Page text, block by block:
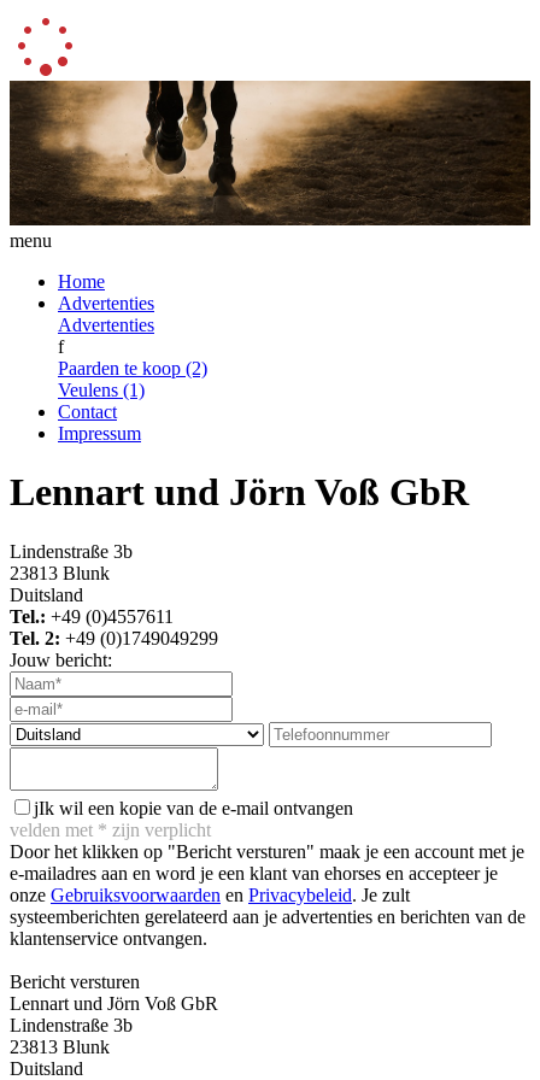
menu
Home
Advertenties
Advertenties
f
Paarden te koop (2)
Veulens (1)
Contact
Impressum
Lennart und Jörn Voß GbR
Lindenstraße 3b
23813 Blunk
Duitsland
Tel.: +49 (0)4557611
Tel. 2: +49 (0)1749049299
Jouw bericht:
jIk wil een kopie van de e-mail ontvangen
velden met * zijn verplicht
Door het klikken op "Bericht versturen" maak je een account met je
e-mailadres aan en word je een klant van ehorses en accepteer je
onze Gebruiksvoorwaarden en Privacybeleid. Je zult
systeemberichten gerelateerd aan je advertenties en berichten van de
klantenservice ontvangen.
Bericht versturen
Lennart und Jörn Voß GbR
Lindenstraße 3b
23813 Blunk
Duitsland